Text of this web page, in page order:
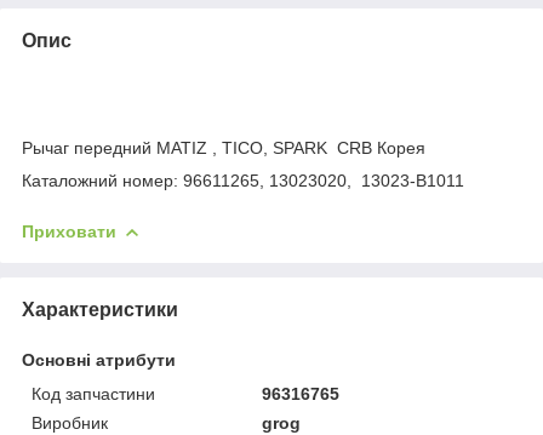
Опис
Рычаг передний MATIZ , TICO, SPARK CRB Корея
Каталожний номер: 96611265, 13023020, 13023-B1011
Приховати
Характеристики
Основні атрибути
Код запчастини
96316765
Виробник
grog